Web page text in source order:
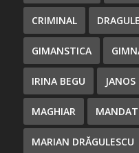
CRIMINAL
GIMANSTICA
IRINA BEGU JANOS
MAGHIAR MANDAT
MARIAN DRĂGULESCU